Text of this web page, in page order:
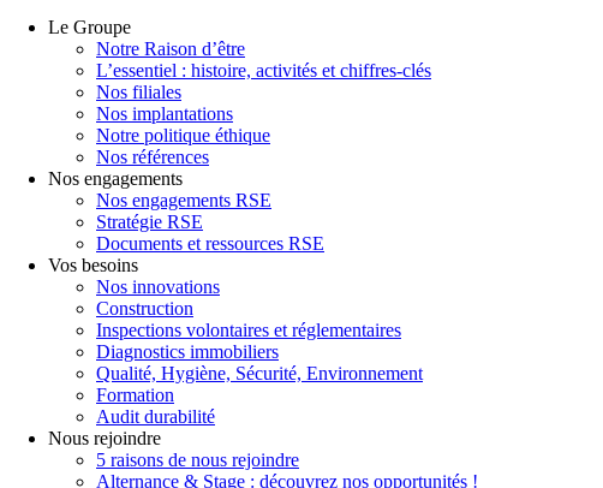
Le Groupe
Notre Raison d’être
L’essentiel : histoire, activités et chiffres-clés
Nos filiales
Nos implantations
Notre politique éthique
Nos références
Nos engagements
Nos engagements RSE
Stratégie RSE
Documents et ressources RSE
Vos besoins
Nos innovations
Construction
Inspections volontaires et réglementaires
Diagnostics immobiliers
Qualité, Hygiène, Sécurité, Environnement
Formation
Audit durabilité
Nous rejoindre
5 raisons de nous rejoindre
Alternance & Stage : découvrez nos opportunités !